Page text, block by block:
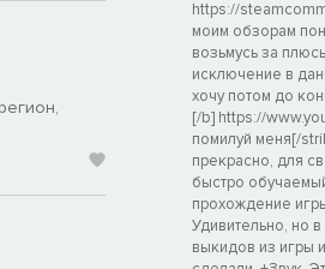
https://
моим обзорам
возьмусь за
исключение в
хочу потом до
[/b] https://
помилуй меня[/
прекрасно, для
быстро
прохождение
Удивительно, но
выкидов из игры